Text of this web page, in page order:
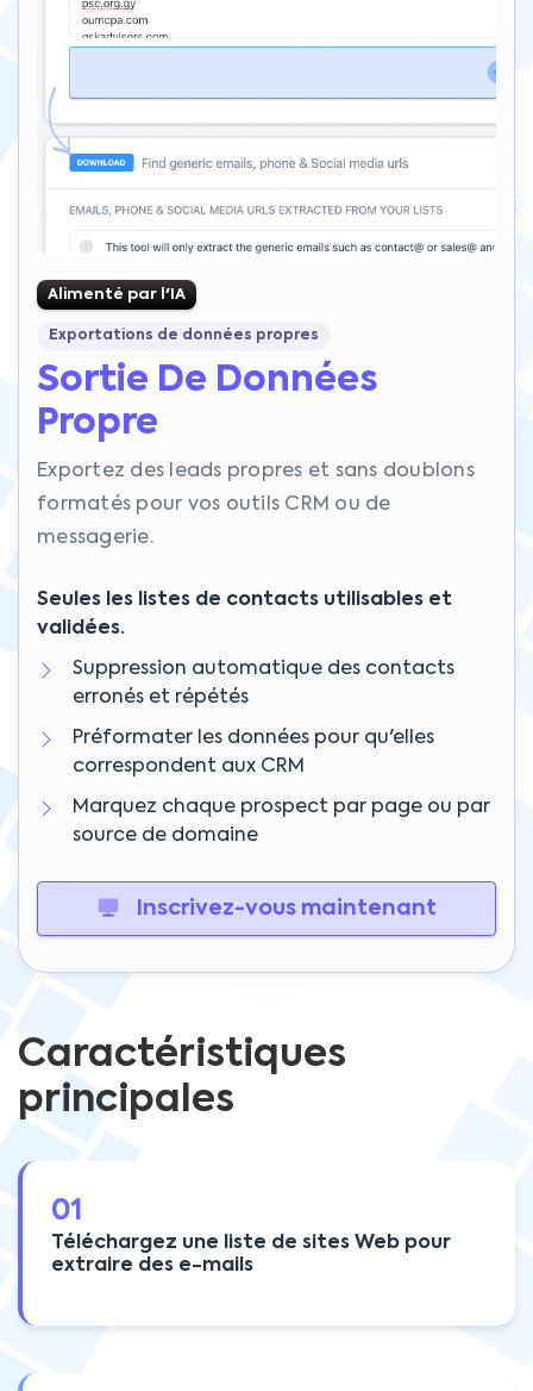
Alimenté par l'IA
Exportations de données propres
Sortie De Données
Propre
Exportez des leads propres et sans doublons
formatés pour vos outils CRM ou de
messagerie.
Seules les listes de contacts utilisables et
validées.
Suppression automatique des contacts
erronés et répétés
Préformater les données pour qu'elles
correspondent aux CRM
Marquez chaque prospect par page ou par
source de domaine
Inscrivez-vous maintenant
Caractéristiques
principales
01
Téléchargez une liste de sites Web pour
extraire des e-mails